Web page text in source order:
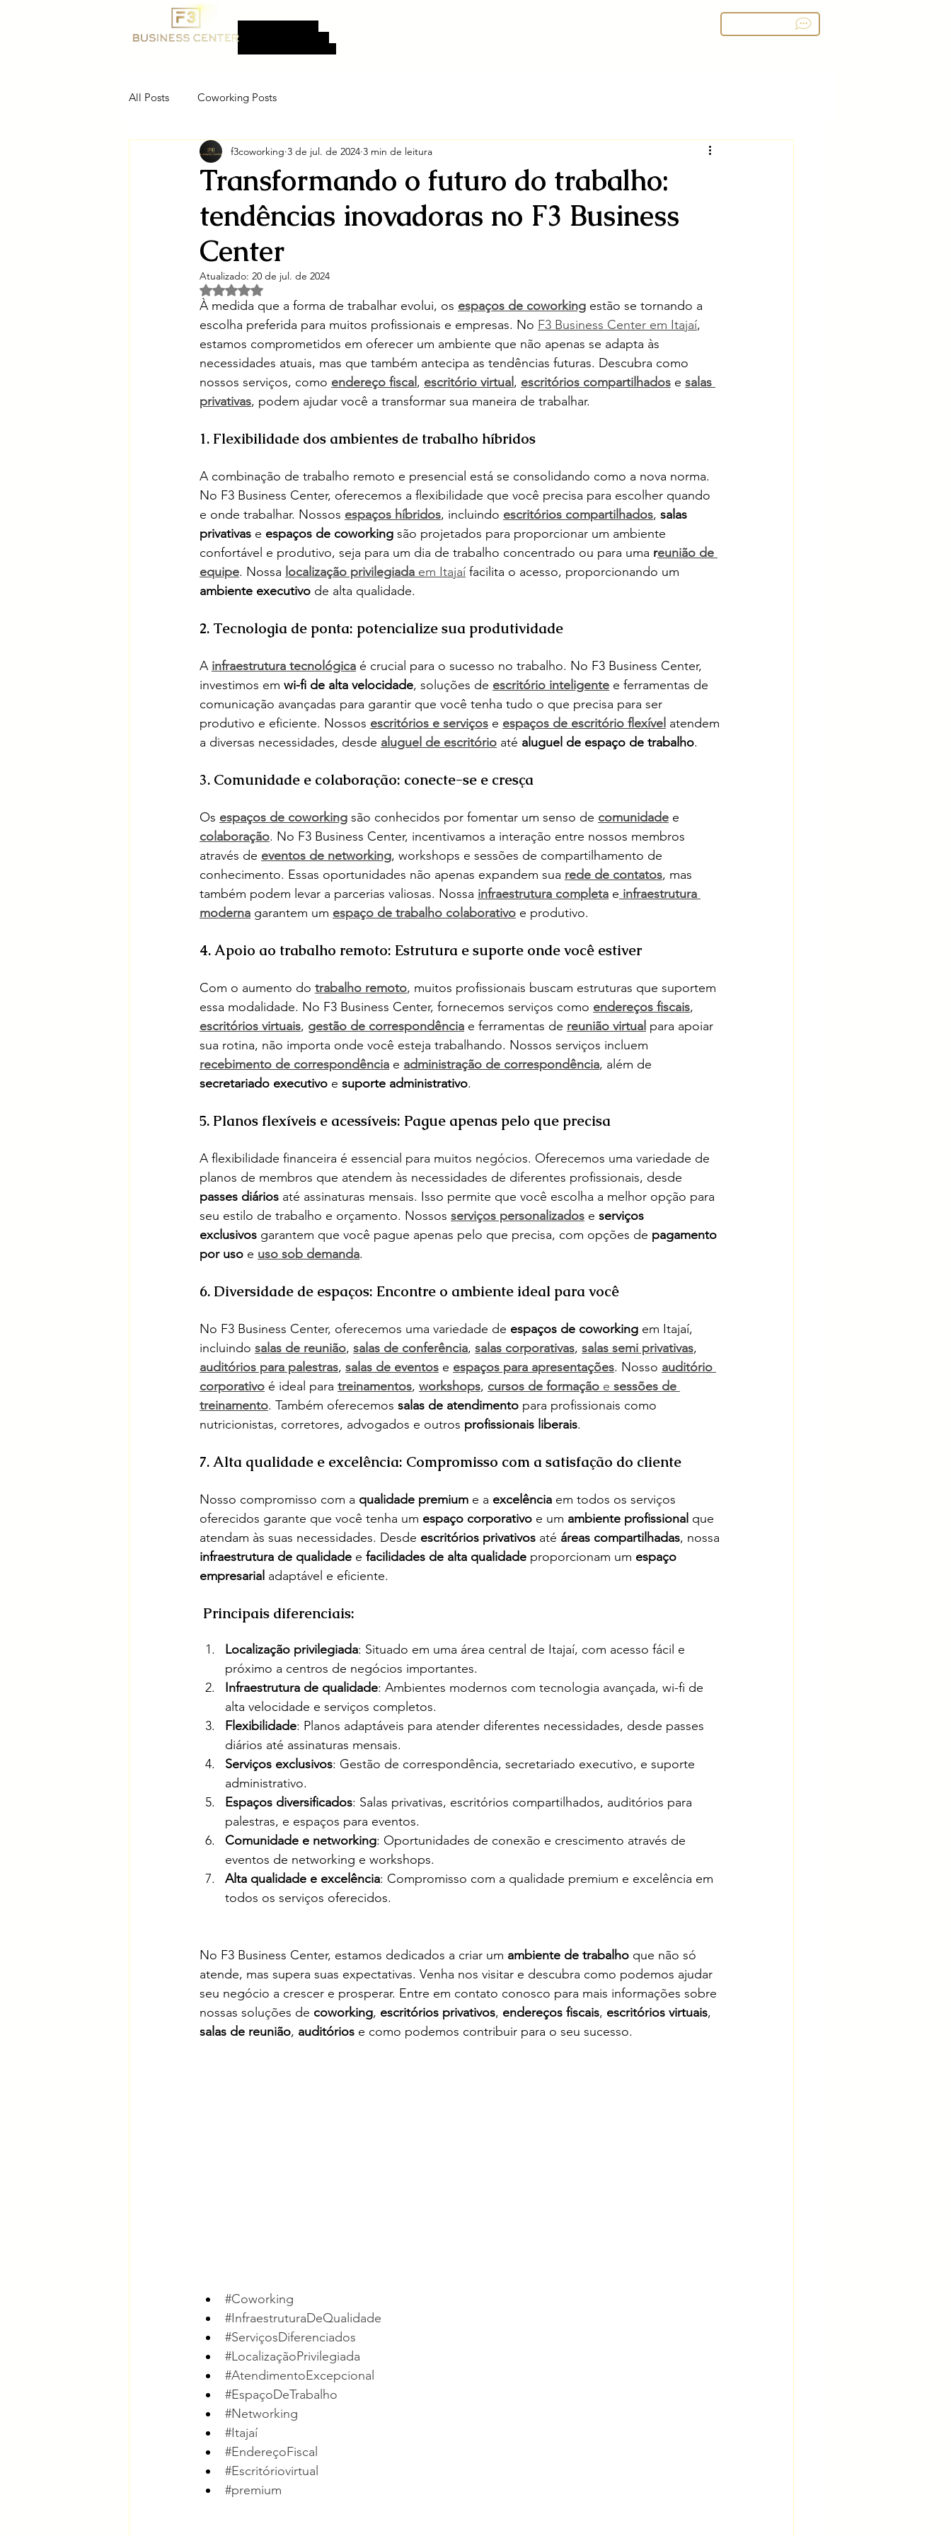
Coworking, Endereço
All Posts Coworking Posts
Transformando o futuro do trabalho:
tendências inovadoras no F3 Business
Center
f3coworking 3 de jul. de 2024 3 min de leitura
Atualizado: 20 de jul. de 2024
Avaliado com NaN de 5 estrelas.
À medida que a forma de trabalhar evolui, os espaços de coworking estão se tornando a
escolha preferida para muitos profissionais e empresas. No F3 Business Center em Itajaí,
estamos comprometidos em oferecer um ambiente que não apenas se adapta às
necessidades atuais, mas que também antecipa as tendências futuras. Descubra como
nossos serviços, como endereço fiscal , escritório virtual , escritórios compartilhados e salas
privativas, podem ajudar você a transformar sua maneira de trabalhar.
1. Flexibilidade dos ambientes de trabalho híbridos
A combinação de trabalho remoto e presencial está se consolidando como a nova norma.
No F3 Business Center, oferecemos a flexibilidade que você precisa para escolher quando
e onde trabalhar. Nossos espaços híbridos, incluindo escritórios compartilhados, salas
privativas e espaços de coworking são projetados para proporcionar um ambiente
confortável e produtivo, seja para um dia de trabalho concentrado ou para uma reunião de
equipe. Nossa localização privilegiada em Itajaí facilita o acesso, proporcionando um
ambiente executivo de alta qualidade.
2. Tecnologia de ponta: potencialize sua produtividade
A infraestrutura tecnológica é crucial para o sucesso no trabalho. No F3 Business Center,
investimos em wi-fi de alta velocidade, soluções de escritório inteligente e ferramentas de
comunicação avançadas para garantir que você tenha tudo o que precisa para ser
produtivo e eficiente. Nossos escritórios e serviços e espaços de escritório flexível atendem
a diversas necessidades, desde aluguel de escritório até aluguel de espaço de trabalho.
3. Comunidade e colaboração: conecte-se e cresça
Os espaços de coworking são conhecidos por fomentar um senso de comunidade e
colaboração. No F3 Business Center, incentivamos a interação entre nossos membros
através de eventos de networking, workshops e sessões de compartilhamento de
conhecimento. Essas oportunidades não apenas expandem sua rede de contatos, mas
também podem levar a parcerias valiosas. Nossa infraestrutura completa e infraestrutura
moderna garantem um espaço de trabalho colaborativo e produtivo.
4. Apoio ao trabalho remoto: Estrutura e suporte onde você estiver
Com o aumento do trabalho remoto, muitos profissionais buscam estruturas que suportem
essa modalidade. No F3 Business Center, fornecemos serviços como endereços fiscais,
escritórios virtuais, gestão de correspondência e ferramentas de reunião virtual para apoiar
sua rotina, não importa onde você esteja trabalhando. Nossos serviços incluem
recebimento de correspondência e administração de correspondência, além de
secretariado executivo e suporte administrativo.
5. Planos flexíveis e acessíveis: Pague apenas pelo que precisa
A flexibilidade financeira é essencial para muitos negócios. Oferecemos uma variedade de
planos de membros que atendem às necessidades de diferentes profissionais, desde
passes diários até assinaturas mensais. Isso permite que você escolha a melhor opção para
seu estilo de trabalho e orçamento. Nossos serviços personalizados e serviços
exclusivos garantem que você pague apenas pelo que precisa, com opções de pagamento
por uso e uso sob demanda.
6. Diversidade de espaços: Encontre o ambiente ideal para você
No F3 Business Center, oferecemos uma variedade de espaços de coworking em Itajaí,
incluindo salas de reunião, salas de conferência, salas corporativas, salas semi privativas,
auditórios para palestras, salas de eventos e espaços para apresentações. Nosso auditório
corporativo é ideal para treinamentos, workshops, cursos de formação e sessões de
treinamento. Também oferecemos salas de atendimento para profissionais como
nutricionistas, corretores, advogados e outros profissionais liberais.
7. Alta qualidade e excelência: Compromisso com a satisfação do cliente
Nosso compromisso com a qualidade premium e a excelência em todos os serviços
oferecidos garante que você tenha um espaço corporativo e um ambiente profissional que
atendam às suas necessidades. Desde escritórios privativos até áreas compartilhadas, nossa
infraestrutura de qualidade e facilidades de alta qualidade proporcionam um espaço
empresarial adaptável e eficiente.
Principais diferenciais:
Localização privilegiada: Situado em uma área central de Itajaí, com acesso fácil e
próximo a centros de negócios importantes.
Infraestrutura de qualidade: Ambientes modernos com tecnologia avançada, wi-fi de
alta velocidade e serviços completos.
Flexibilidade: Planos adaptáveis para atender diferentes necessidades, desde passes
diários até assinaturas mensais.
Serviços exclusivos: Gestão de correspondência, secretariado executivo, e suporte
administrativo.
Espaços diversificados: Salas privativas, escritórios compartilhados, auditórios para
palestras, e espaços para eventos.
Comunidade e networking: Oportunidades de conexão e crescimento através de
eventos de networking e workshops.
Alta qualidade e excelência: Compromisso com a qualidade premium e excelência em
todos os serviços oferecidos.
No F3 Business Center, estamos dedicados a criar um ambiente de trabalho que não só
atende, mas supera suas expectativas. Venha nos visitar e descubra como podemos ajudar
seu negócio a crescer e prosperar. Entre em contato conosco para mais informações sobre
nossas soluções de coworking, escritórios privativos, endereços fiscais, escritórios virtuais,
salas de reunião, auditórios e como podemos contribuir para o seu sucesso.
#Coworking
#InfraestruturaDeQualidade
#ServiçosDiferenciados
#LocalizaçãoPrivilegiada
#AtendimentoExcepcional
#EspaçoDeTrabalho
#Networking
#Itajaí
#EndereçoFiscal
#Escritóriovirtual
#premium